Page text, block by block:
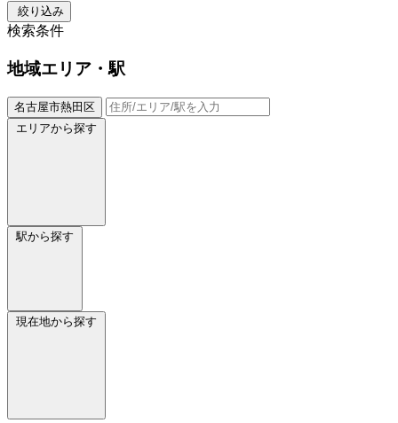
絞り込み
検索条件
地域エリア・駅
名古屋市熱田区
エリアから探す
駅から探す
現在地から探す